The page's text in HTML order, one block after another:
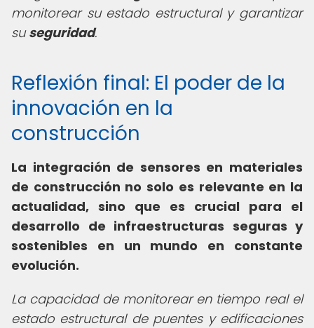
monitorear su estado estructural y garantizar
suseguridad.
Reflexión final: El poder de la
innovación en la
construcción
La integración de sensores en materiales
de construcción no solo es relevante en la
actualidad, sino que es crucial para el
desarrollo de infraestructuras seguras y
sostenibles en un mundo en constante
evolución.
La capacidad de monitorear en tiempo real el
estado estructural de puentes y edificaciones